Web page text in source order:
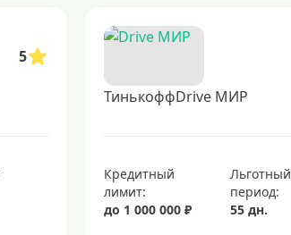
5
ТинькоффDrive МИР
Кредитный
лимит:
до 1 000 000 ₽
Льготный
период:
55 дн.